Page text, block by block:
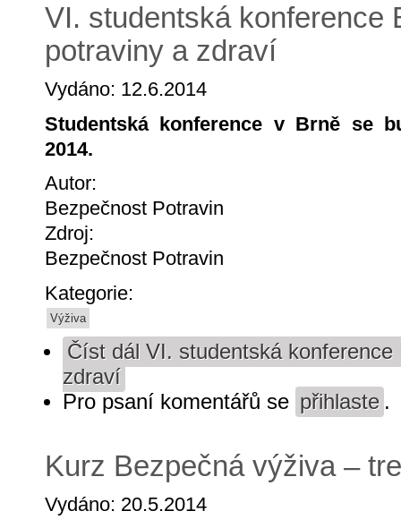
VI. studentská konference
potraviny a zdraví
Vydáno: 12.6.2014
Studentská konference v Brně se
2014.
Autor:
Bezpečnost Potravin
Zdroj:
Bezpečnost Potravin
Kategorie:
Výživa
Číst dál VI. studentská
zdraví
Pro psaní komentářů se přihlaste .
Kurz Bezpečná výživa –
Vydáno: 20.5.2014